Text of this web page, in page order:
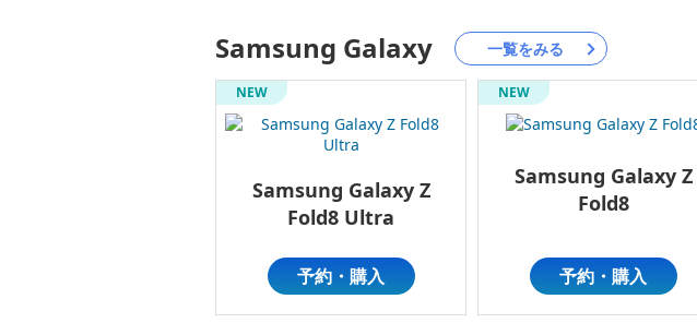
Samsung Galaxy 一覧をみる
NEW
Samsung Galaxy Z
Fold8 Ultra
予約・購入
NEW
Samsung Galaxy Z
Fold8
予約・購入